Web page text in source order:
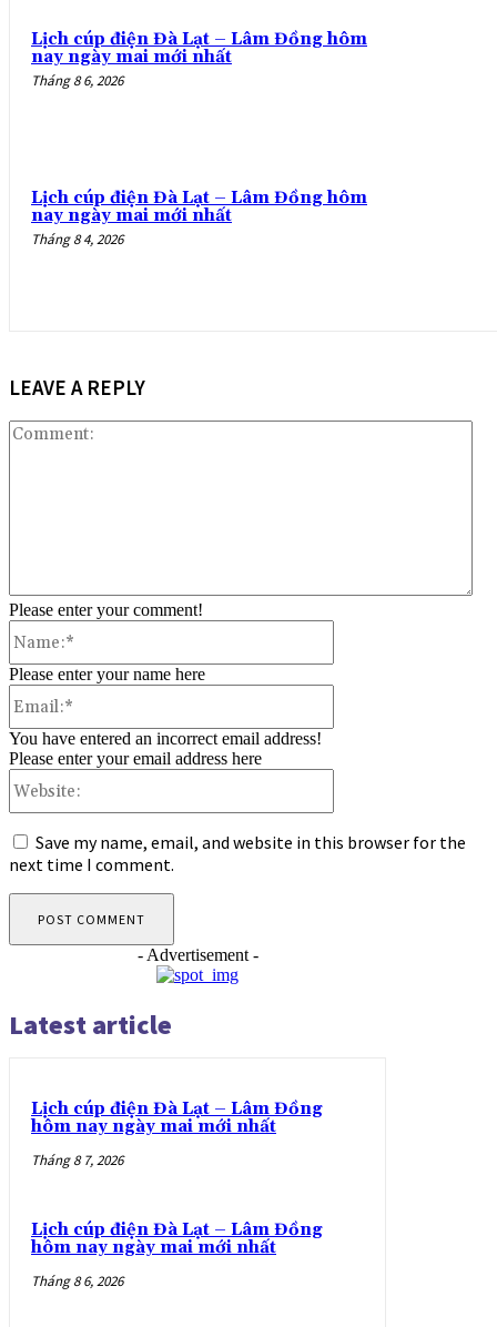
Lịch cúp điện Đà Lạt – Lâm Đồng hôm
nay ngày mai mới nhất
Tháng 8 6, 2026
Lịch cúp điện Đà Lạt – Lâm Đồng hôm
nay ngày mai mới nhất
Tháng 8 4, 2026
LEAVE A REPLY
Please enter your comment!
Please enter your name here
You have entered an incorrect email address!
Please enter your email address here
Save my name, email, and website in this browser for the
next time I comment.
- Advertisement -
Latest article
Lịch cúp điện Đà Lạt – Lâm Đồng
hôm nay ngày mai mới nhất
Tháng 8 7, 2026
Lịch cúp điện Đà Lạt – Lâm Đồng
hôm nay ngày mai mới nhất
Tháng 8 6, 2026